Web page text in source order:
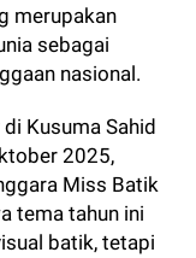
merupakan
sebagai
nasional.
Kusuma Sahid
2025,
Miss Batik
tema tahun ini
batik, tetapi